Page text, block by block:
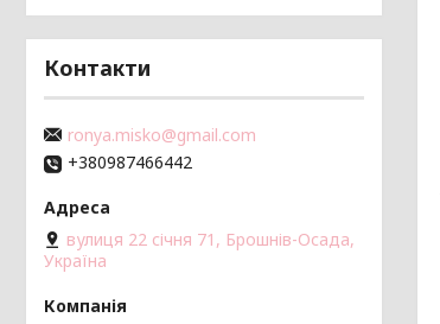
Контакти
ronya.misko@gmail.com
+380987466442
вулиця 22 січня 71, Брошнів-Осада,
Україна